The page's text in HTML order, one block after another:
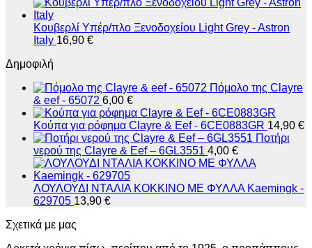
Κουβερλί Υπέρ/πλο Ξενοδοχείου Light Grey - Astron
Italy 16,90 €
Δημοφιλή
Πόμολο της Clayre
& eef - 65072 6,00 €
Κούπα για ρόφημα Clayre & Eef - 6CE0883GR 14,90 €
Ποτήρι
νερού της Clayre & Eef – 6GL3551 4,00 €
ΛΟΥΛΟΥΔΙ ΝΤΑΛΙΑ ΚΟΚΚΙΝΟ ΜΕ ΦΥΛΛΑ Kaemingk -
629705 13,90 €
Σχετικά με μας